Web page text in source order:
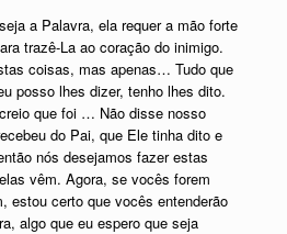
a Palavra, ela requer a mão forte
trazê-La ao coração do inimigo.
coisas, mas apenas… Tudo que
posso lhes dizer, tenho lhes dito.
que foi … Não disse nosso
do Pai, que Ele tinha dito e
nós desejamos fazer estas
vêm. Agora, se vocês forem
estou certo que vocês entenderão
algo que eu espero que seja